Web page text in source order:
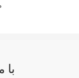
با